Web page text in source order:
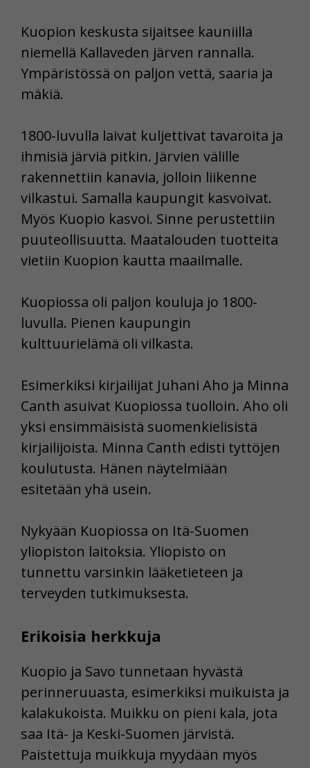
Kuopion keskusta sijaitsee kauniilla
niemellä Kallaveden järven rannalla.
Ympäristössä on paljon vettä, saaria ja
mäkiä.
1800-luvulla laivat kuljettivat tavaroita ja
ihmisiä järviä pitkin. Järvien välille
rakennettiin kanavia, jolloin liikenne
vilkastui. Samalla kaupungit kasvoivat.
Myös Kuopio kasvoi. Sinne perustettiin
puuteollisuutta. Maatalouden tuotteita
vietiin Kuopion kautta maailmalle.
Kuopiossa oli paljon kouluja jo 1800-
luvulla. Pienen kaupungin
kulttuurielämä oli vilkasta.
Esimerkiksi kirjailijat Juhani Aho ja Minna
Canth asuivat Kuopiossa tuolloin. Aho oli
yksi ensimmäisistä suomenkielisistä
kirjailijoista. Minna Canth edisti tyttöjen
koulutusta. Hänen näytelmiään
esitetään yhä usein.
Nykyään Kuopiossa on Itä-Suomen
yliopiston laitoksia. Yliopisto on
tunnettu varsinkin lääketieteen ja
terveyden tutkimuksesta.
Erikoisia herkkuja
Kuopio ja Savo tunnetaan hyvästä
perinneruuasta, esimerkiksi muikuista ja
kalakukoista. Muikku on pieni kala, jota
saa Itä- ja Keski-Suomen järvistä.
Paistettuja muikkuja myydään myös